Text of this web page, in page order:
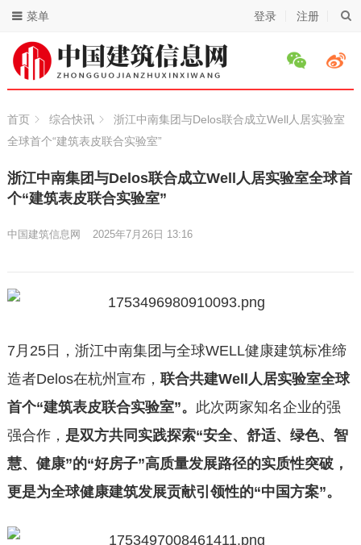
登录 注册
菜单
首页 综合快讯
浙江中南集团与Delos联合成立Well人居实验室
全球首个“建筑表皮联合实验室”
浙江中南集团与Delos联合成立Well人居实验室全球首
个“建筑表皮联合实验室”
中国建筑信息网 2025年7月26日 13:16
7月25日，浙江中南集团与全球WELL健康建筑标准缔
造者Delos在杭州宣布， 联合共建Well人居实验室全球
首个“建筑表皮联合实验室”。 此次两家知名企业的强
强合作， 是双方共同实践探索“安全、舒适、绿色、智
慧、健康”的“好房子”高质量发展路径的实质性突破，
更是为全球健康建筑发展贡献引领性的“中国方案”。